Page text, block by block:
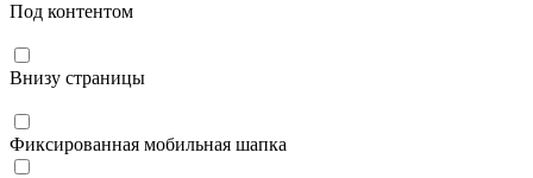
Под контентом
Внизу страницы
Фиксированная мобильная шапка